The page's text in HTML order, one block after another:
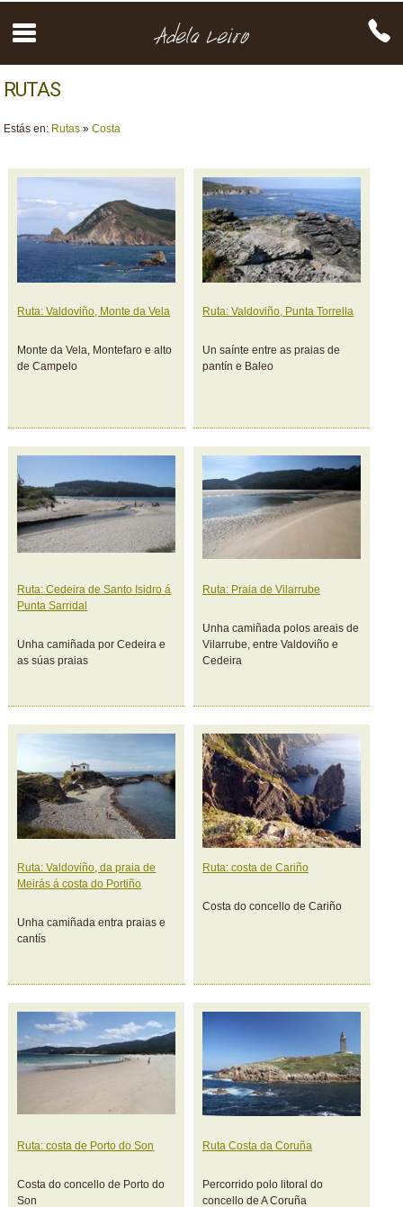
RUTAS
Estás en: Rutas »Costa
Ruta: Valdoviño, Monte da Vela
Monte da Vela, Montefaro e alto
de Campelo
Ruta: Valdoviño, Punta Torrella
Un saínte entre as praias de
pantín e Baleo
Ruta: Cedeira de Santo Isidro á
Punta Sarridal
Unha camiñada por Cedeira e
as súas praias
Ruta: Praia de Vilarrube
Unha camiñada polos areais de
Vilarrube, entre Valdoviño e
Cedeira
Ruta: Valdoviño, da praia de
Meirás á costa do Portiño
Unha camiñada entra praias e
cantís
Ruta: costa de Cariño
Costa do concello de Cariño
Ruta: costa de Porto do Son
Costa do concello de Porto do
Son
Ruta Costa da Coruña
Percorrido polo litoral do
concello de A Coruña